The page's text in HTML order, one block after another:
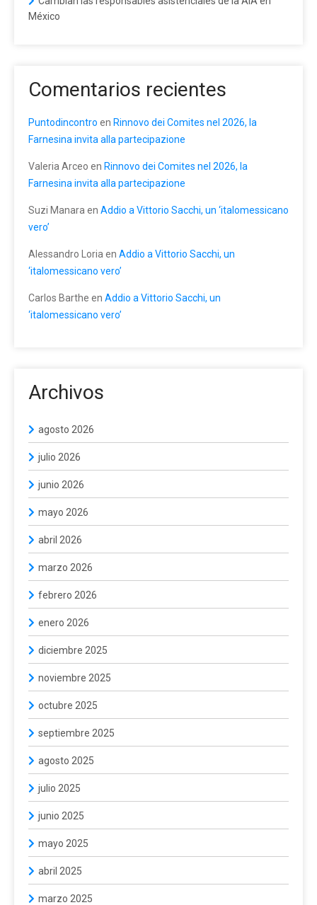
México
Comentarios recientes
Puntodincontro en Rinnovo dei Comites nel 2026, la
Farnesina invita alla partecipazione
Valeria Arceo en Rinnovo dei Comites nel 2026, la
Farnesina invita alla partecipazione
Suzi Manara en Addio a Vittorio Sacchi, un ‘italomessicano
vero’
Alessandro Loria en Addio a Vittorio Sacchi, un
‘italomessicano vero’
Carlos Barthe en Addio a Vittorio Sacchi, un
‘italomessicano vero’
Archivos
agosto 2026
julio 2026
junio 2026
mayo 2026
abril 2026
marzo 2026
febrero 2026
enero 2026
diciembre 2025
noviembre 2025
octubre 2025
septiembre 2025
agosto 2025
julio 2025
junio 2025
mayo 2025
abril 2025
marzo 2025